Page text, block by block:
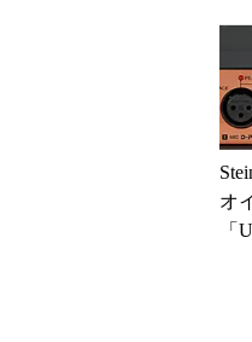
オ
「